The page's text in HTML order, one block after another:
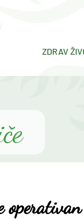
ZDRAV